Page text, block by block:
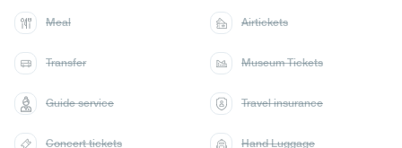
Meal Airtickets
Transfer Museum Tickets
Guide service Travel insurance
Concert tickets Hand Luggage